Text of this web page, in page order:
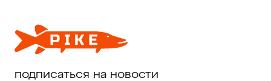
подписаться на новости